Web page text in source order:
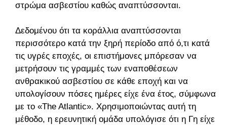
στρώμα ασβεστίου καθώς αναπτύσσονται.
Δεδομένου ότι τα κοράλλια αναπτύσσονται
περισσότερο κατά την ξηρή περίοδο από ό,τι κατά
τις υγρές εποχές, οι επιστήμονες μπόρεσαν να
μετρήσουν τις γραμμές των εναποθέσεων
ανθρακικού ασβεστίου σε κάθε εποχή και να
υπολογίσουν πόσες ημέρες είχε ένα έτος, σύμφωνα
με το «The Atlantic». Χρησιμοποιώντας αυτή τη
μέθοδο, η ερευνητική ομάδα υπολόγισε ότι η Γη είχε